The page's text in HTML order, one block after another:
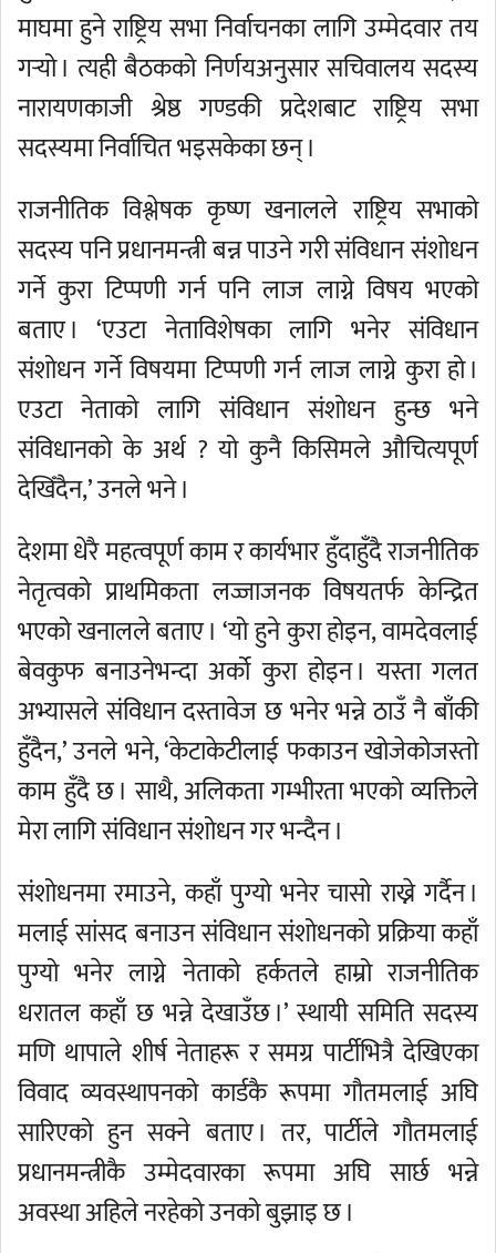
माघमा हुने राष्ट्रिय सभा निर्वाचनका लागि उम्मेदवार तय
गर्‍यो । त्यही बैठकको निर्णयअनुसार सचिवालय सदस्य
नारायणकाजी श्रेष्ठ गण्डकी प्रदेशबाट राष्ट्रिय सभा
सदस्यमा निर्वाचित भइसकेका छन् ।
राजनीतिक विश्लेषक कृष्ण खनालले राष्ट्रिय सभाको
सदस्य पनि प्रधानमन्त्री बन्न पाउने गरी संविधान संशोधन
गर्ने कुरा टिप्पणी गर्न पनि लाज लाग्ने विषय भएको
बताए । ‘एउटा नेताविशेषका लागि भनेर संविधान
संशोधन गर्ने विषयमा टिप्पणी गर्न लाज लाग्ने कुरा हो ।
एउटा नेताको लागि संविधान संशोधन हुन्छ भने
संविधानको के अर्थ ? यो कुनै किसिमले औचित्यपूर्ण
देखिँदैन,’ उनले भने ।
देशमा धेरै महत्वपूर्ण काम र कार्यभार हुँदाहुँदै राजनीतिक
नेतृत्वको प्राथमिकता लज्जाजनक विषयतर्फ केन्द्रित
भएको खनालले बताए । ‘यो हुने कुरा होइन, वामदेवलाई
बेवकुफ बनाउनेभन्दा अर्को कुरा होइन । यस्ता गलत
अभ्यासले संविधान दस्तावेज छ भनेर भन्ने ठाउँ नै बाँकी
हुँदैन,’ उनले भने, ‘केटाकेटीलाई फकाउन खोजेकोजस्तो
काम हुँदै छ । साथै, अलिकता गम्भीरता भएको व्यक्तिले
मेरा लागि संविधान संशोधन गर भन्दैन ।
संशोधनमा रमाउने, कहाँ पुग्यो भनेर चासो राख्ने गर्दैन ।
मलाई सांसद बनाउन संविधान संशोधनको प्रक्रिया कहाँ
पुग्यो भनेर लाग्ने नेताको हर्कतले हाम्रो राजनीतिक
धरातल कहाँ छ भन्ने देखाउँछ ।’ स्थायी समिति सदस्य
मणि थापाले शीर्ष नेताहरू र समग्र पार्टीभित्रै देखिएका
विवाद व्यवस्थापनको कार्डकै रूपमा गौतमलाई अघि
सारिएको हुन सक्ने बताए । तर, पार्टीले गौतमलाई
प्रधानमन्त्रीकै उम्मेदवारका रूपमा अघि सार्छ भन्ने
अवस्था अहिले नरहेको उनको बुझाइ छ ।